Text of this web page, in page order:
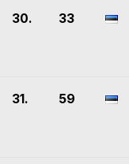
30. 33
31. 59